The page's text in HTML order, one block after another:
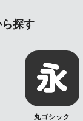
探す
丸ゴシック